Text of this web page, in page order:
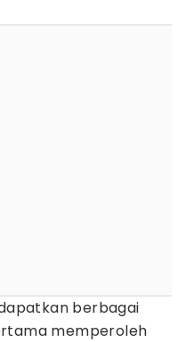
berbagai
memperoleh